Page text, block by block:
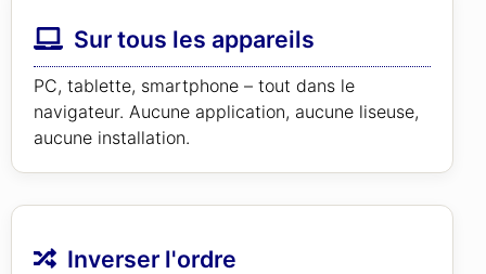
Sur tous les appareils
PC, tablette, smartphone – tout dans le
navigateur. Aucune application, aucune liseuse,
aucune installation.
Inverser l'ordre